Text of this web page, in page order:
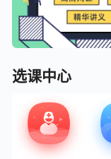
选课中心